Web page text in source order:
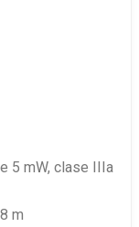
5 mW, clase IIIa
m